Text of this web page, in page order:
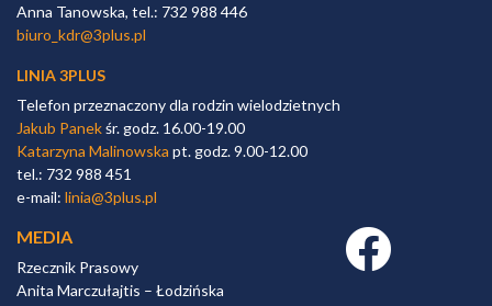
Anna Tanowska, tel.: 732 988 446
biuro_kdr@3plus.pl
LINIA 3PLUS
Telefon przeznaczony dla rodzin wielodzietnych
Jakub Panekśr. godz. 16.00-19.00
Katarzyna Malinowska pt. godz. 9.00-12.00
tel.: 732 988 451
e-mail: linia@3plus.pl
MEDIA
Rzecznik Prasowy
Anita Marczułajtis – Łodzińska
Facebook link